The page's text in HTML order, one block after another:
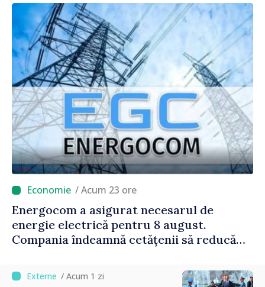
/ Acum 23 ore
Energocom a asigurat necesarul de
energie electrică pentru 8 august.
Compania îndeamnă cetățenii să reducă
/ Acum 1 zi